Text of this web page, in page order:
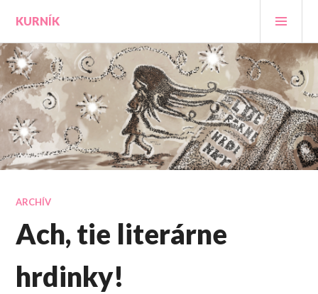
obsah
KURNÍK
ARCHÍV
Ach, tie literárne
hrdinky!